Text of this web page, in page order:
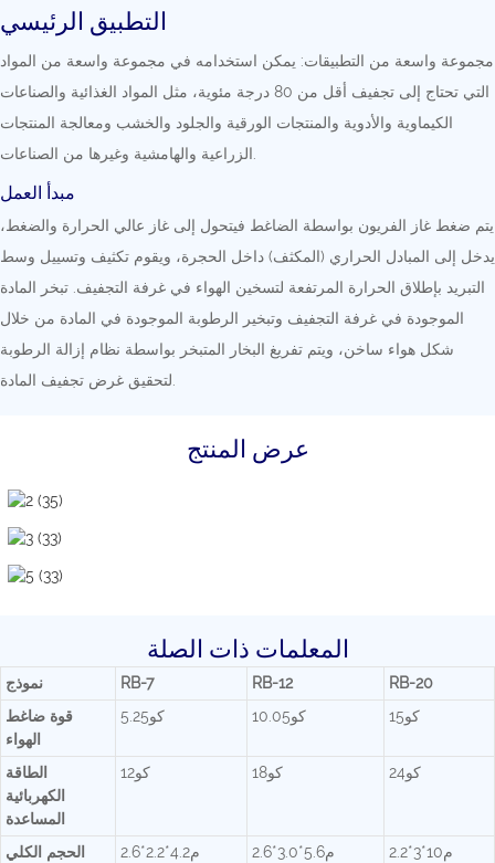
التطبيق الرئيسي
مجموعة واسعة من التطبيقات: يمكن استخدامه في مجموعة واسعة من المواد
التي تحتاج إلى تجفيف أقل من 80 درجة مئوية، مثل المواد الغذائية والصناعات
الكيماوية والأدوية والمنتجات الورقية والجلود والخشب ومعالجة المنتجات
مبدأ العمل
يتم ضغط غاز الفريون بواسطة الضاغط فيتحول إلى غاز عالي الحرارة والضغط،
يدخل إلى المبادل الحراري (المكثف) داخل الحجرة، ويقوم تكثيف وتسييل وسط
التبريد بإطلاق الحرارة المرتفعة لتسخين الهواء في غرفة التجفيف. تبخر المادة
الموجودة في غرفة التجفيف وتبخير الرطوبة الموجودة في المادة من خلال
شكل هواء ساخن، ويتم تفريغ البخار المتبخر بواسطة نظام إزالة الرطوبة
عرض المنتج
المعلمات ذات الصلة
نموذج RB-7 RB-12
RB-20
قوة ضاغط
الهواء
كو5.25 كو10.05 كو15
الطاقة
الكهربائية
المساعدة
كو12 كو18 كو24
الحجم الكلي م4.2*2.2*2.6 م5.6*3.0*2.6
م10*3*2.2